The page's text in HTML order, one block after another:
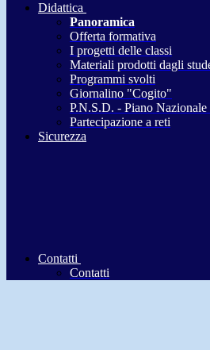
Didattica
Panoramica
Offerta formativa
I progetti delle classi
Materiali prodotti dagli
Programmi svolti
Giornalino "Cogito"
P.N.S.D. - Piano
Partecipazione a reti
Sicurezza
Contatti
Contatti